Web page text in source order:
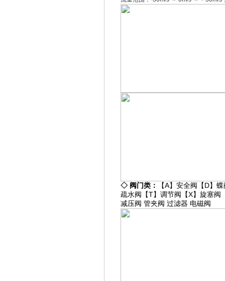
◇ 阀门类： 【A】 安全阀 【D】 蝶
疏水阀 【T】 调节阀 【X】 旋塞阀
减压阀 管夹阀 过滤器 电磁阀